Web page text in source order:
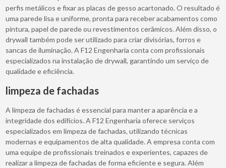
perfis metálicos e fixar as placas de gesso acartonado. O resultado é
uma parede lisa e uniforme, pronta para receber acabamentos como
pintura, papel de parede ou revestimentos cerâmicos. Além disso, o
drywall também pode ser utilizado para criar divisórias, forros e
sancas de iluminação. A F12 Engenharia conta com profissionais
especializados na instalação de drywall, garantindo um serviço de
qualidade e eficiência.
limpeza de fachadas
A limpeza de fachadas é essencial para manter a aparência e a
integridade dos edifícios. A F12 Engenharia oferece serviços
especializados em limpeza de fachadas, utilizando técnicas
modernas e equipamentos de alta qualidade. A empresa conta com
uma equipe de profissionais treinados e experientes, capazes de
realizar a limpeza de fachadas de forma eficiente e segura. Além